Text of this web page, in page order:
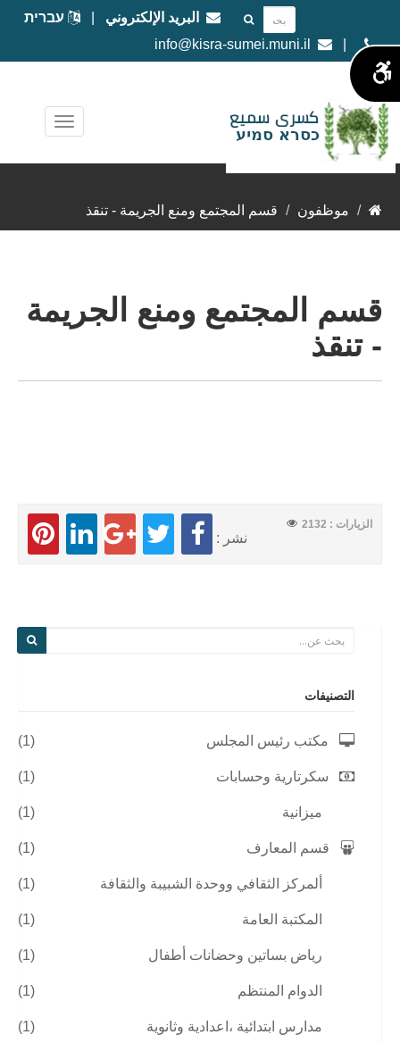
البريد الإلكتروني
עברית
info@kisra-sumei.muni.il
موظفون قسم المجتمع ومنع الجريمة - تنقذ
قسم المجتمع ومنع الجريمة
- تنقذ
الزيارات : 2132
نشر :
التصنيفات
مكتب رئيس المجلس (1)
سكرتارية وحسابات (1)
ميزانية (1)
قسم المعارف (1)
ألمركز الثقافي ووحدة الشبيبة والثقافة (1)
المكتبة العامة (1)
رياض بساتين وحضانات أطفال (1)
الدوام المنتظم (1)
مدارس ابتدائية ،اعدادية وثانوية (1)